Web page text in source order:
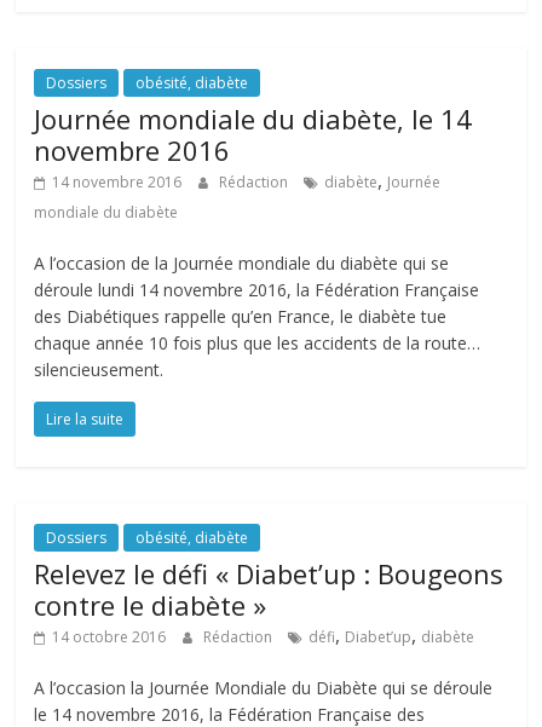
Dossiers obésité, diabète
Journée mondiale du diabète, le 14
novembre 2016
14 novembre 2016 Rédaction diabète, Journée
mondiale du diabète
A l’occasion de la Journée mondiale du diabète qui se
déroule lundi 14 novembre 2016, la Fédération Française
des Diabétiques rappelle qu’en France, le diabète tue
chaque année 10 fois plus que les accidents de la route…
silencieusement.
Lire la suite
Dossiers obésité, diabète
Relevez le défi « Diabet’up : Bougeons
contre le diabète »
14 octobre 2016 Rédaction défi, Diabet’up, diabète
A l’occasion la Journée Mondiale du Diabète qui se déroule
le 14 novembre 2016, la Fédération Française des